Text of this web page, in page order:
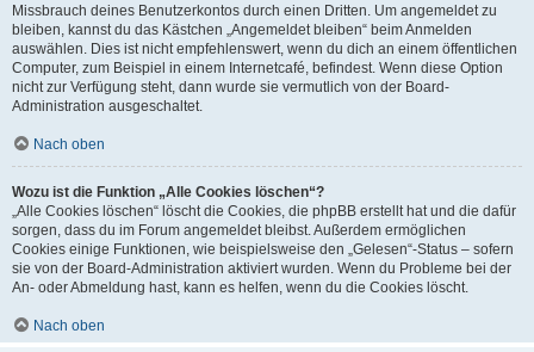
Missbrauch deines Benutzerkontos durch einen Dritten. Um angemeldet zu
bleiben, kannst du das Kästchen „Angemeldet bleiben“ beim Anmelden
auswählen. Dies ist nicht empfehlenswert, wenn du dich an einem öffentlichen
Computer, zum Beispiel in einem Internetcafé, befindest. Wenn diese Option
nicht zur Verfügung steht, dann wurde sie vermutlich von der Board-
Administration ausgeschaltet.
Nach oben
Wozu ist die Funktion „Alle Cookies löschen“?
„Alle Cookies löschen“ löscht die Cookies, die phpBB erstellt hat und die dafür
sorgen, dass du im Forum angemeldet bleibst. Außerdem ermöglichen
Cookies einige Funktionen, wie beispielsweise den „Gelesen“-Status – sofern
sie von der Board-Administration aktiviert wurden. Wenn du Probleme bei der
An- oder Abmeldung hast, kann es helfen, wenn du die Cookies löscht.
Nach oben